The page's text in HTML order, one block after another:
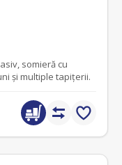
somieră cu
și multiple tapițerii.